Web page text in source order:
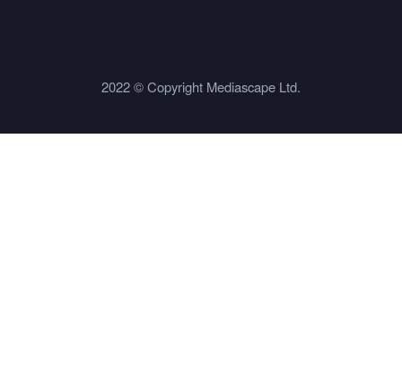
2022 © Copyright Mediascape Ltd.